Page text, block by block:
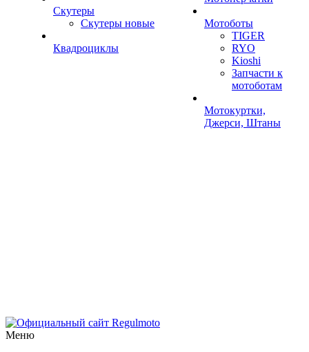
Скутеры
Скутеры новые
Квадроциклы
Мотоботы
TIGER
RYO
Kioshi
Запчасти к
мотоботам
Мотокуртки,
Джерси, Штаны
Меню